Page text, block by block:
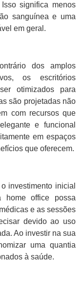
significa menos
sanguínea e uma
em geral.
dos amplos
os escritórios
otimizados para
são projetadas não
com recursos que
e funcional
em espaços
que oferecem.
investimento inicial
home office possa
e as sessões
devido ao uso
Ao investir na sua
uma quantia
à saúde.